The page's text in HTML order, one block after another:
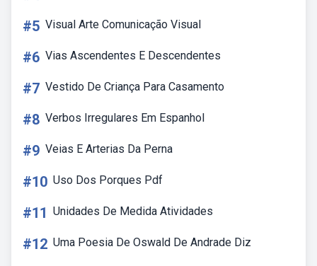
#5 Visual Arte Comunicação Visual
#6 Vias Ascendentes E Descendentes
#7 Vestido De Criança Para Casamento
#8 Verbos Irregulares Em Espanhol
#9 Veias E Arterias Da Perna
#10 Uso Dos Porques Pdf
#11 Unidades De Medida Atividades
#12 Uma Poesia De Oswald De Andrade Diz